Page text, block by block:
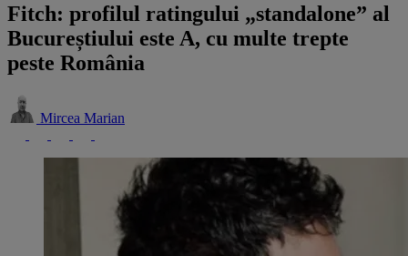
Fitch: profilul ratingului „standalone” al
Bucureștiului este A, cu multe trepte
peste România
Mircea Marian